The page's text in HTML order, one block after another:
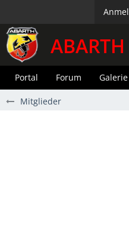
ABARTH
Portal Forum Galerie
Mitglieder